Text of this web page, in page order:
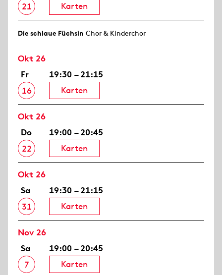
21
Karten
Die schlaue Füchsin Chor & Kinderchor
Okt 26
Fr
16
19:30 – 21:15
Karten
Okt 26
Do
22
19:00 – 20:45
Karten
Okt 26
Sa
31
19:30 – 21:15
Karten
Nov 26
Sa
7
19:00 – 20:45
Karten